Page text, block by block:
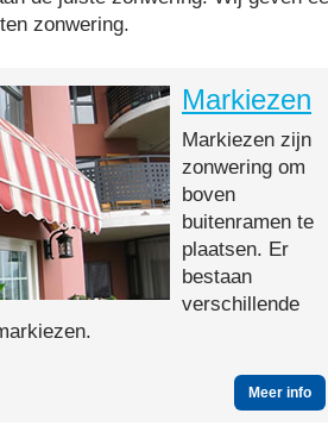
zonwering.
Markiezen
Markiezen zijn
zonwering om
boven
buitenramen te
plaatsen. Er
bestaan
verschillende
Meer info